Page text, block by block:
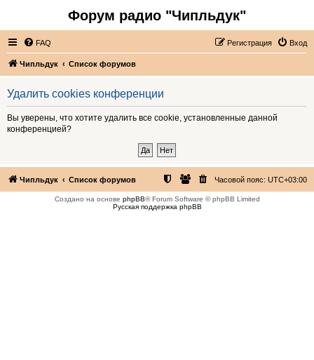
Форум радио "Чипльдук"
FAQ Вход
Регистрация
Чипльдук Список форумов
Удалить cookies конференции
Вы уверены, что хотите удалить все cookie, установленные данной
конференцией?
Чипльдук Список форумов Часовой пояс: UTC+03:00
Создано на основе phpBB® Forum Software © phpBB Limited
Русская поддержка phpBB